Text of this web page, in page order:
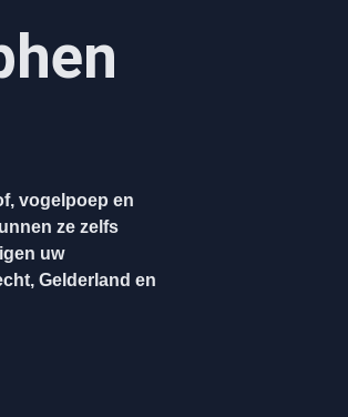
vogelpoep en
ze zelfs
uw
Gelderland en